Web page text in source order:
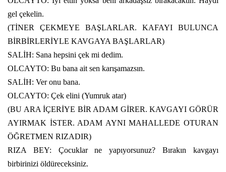
gel çekelin.
(TİNER ÇEKMEYE BAŞLARLAR. KAFAYI BULUNCA
BİRBİRLERİYLE KAVGAYA BAŞLARLAR)
SALİH: Sana hepsini çek mi dedim.
OLCAYTO: Bu bana ait sen karışamazsın.
SALİH: Ver onu bana.
OLCAYTO: Çek elini (Yumruk atar)
(BU ARA İÇERİYE BİR ADAM GİRER. KAVGAYI GÖRÜR
AYIRMAK İSTER. ADAM AYNI MAHALLEDE OTURAN
ÖĞRETMEN RIZADIR)
RIZA BEY: Çocuklar ne yapıyorsunuz? Bırakın kavgayı
birbirinizi öldüreceksiniz.